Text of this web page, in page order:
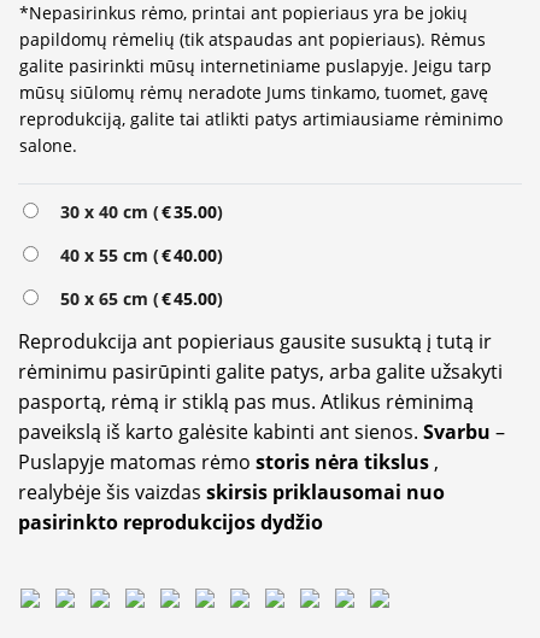
*Nepasirinkus rėmo, printai ant popieriaus yra be jokių
papildomų rėmelių (tik atspaudas ant popieriaus). Rėmus
galite pasirinkti mūsų internetiniame puslapyje. Jeigu tarp
mūsų siūlomų rėmų neradote Jums tinkamo, tuomet, gavę
reprodukciją, galite tai atlikti patys artimiausiame rėminimo
salone.
30 x 40 cm (€35.00)
40 x 55 cm (€40.00)
50 x 65 cm (€45.00)
Reprodukcija ant popieriaus gausite susuktą į tutą ir
rėminimu pasirūpinti galite patys, arba galite užsakyti
pasportą, rėmą ir stiklą pas mus. Atlikus rėminimą
paveikslą iš karto galėsite kabinti ant sienos. Svarbu –
Puslapyje matomas rėmo storis nėra tikslus ,
realybėje šis vaizdas skirsis priklausomai nuo
pasirinkto reprodukcijos dydžio
Alternative: